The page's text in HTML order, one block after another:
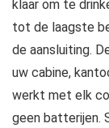
klaar om te
tot de laagste
de aansluiting.
uw cabine,
werkt met elk
geen batterijen.